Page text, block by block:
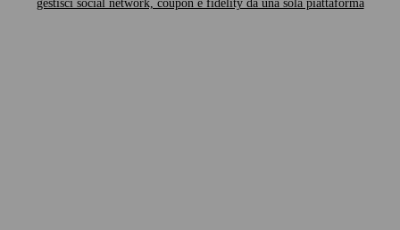
gestisci social network, coupon e fidelity da una sola piattaforma